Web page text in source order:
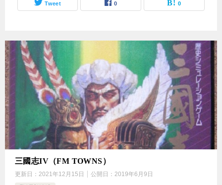
Tweet 0 0
三國志IV（FM TOWNS）
更新日： 2021年12月15日 公開日： 2019年6月9日